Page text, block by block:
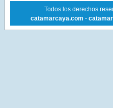
Todos los derechos
catamarcaya.com -